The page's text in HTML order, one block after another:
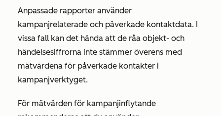
Anpassade rapporter använder
kampanjrelaterade och påverkade kontaktdata. I
vissa fall kan det hända att de råa objekt- och
händelsesiffrorna inte stämmer överens med
mätvärdena för påverkade kontakter i
kampanjverktyget.
För mätvärden för kampanjinflytande